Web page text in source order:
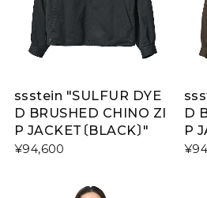
ssstein "SULFUR DYE
D BRUSHED CHINO ZI
P JACKET〔BLACK〕"
¥94,600
D
P